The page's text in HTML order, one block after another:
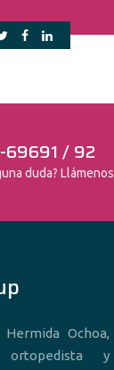
69691 / 92
duda? Llámenos
Ochoa,
ortopedista y